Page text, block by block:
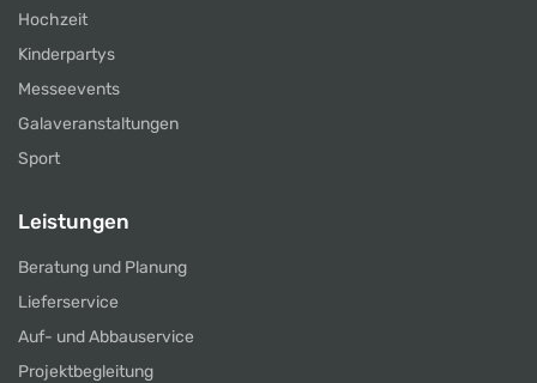
Hochzeit
Kinderpartys
Messeevents
Galaveranstaltungen
Sport
Leistungen
Beratung und Planung
Lieferservice
Auf- und Abbauservice
Projektbegleitung